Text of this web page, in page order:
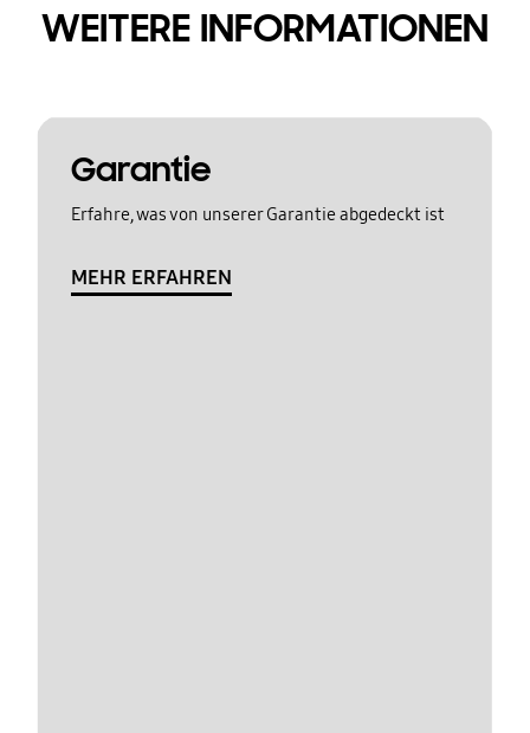
WEITERE INFORMATIONEN
Garantie
Erfahre, was von unserer Garantie abgedeckt ist
MEHR ERFAHREN